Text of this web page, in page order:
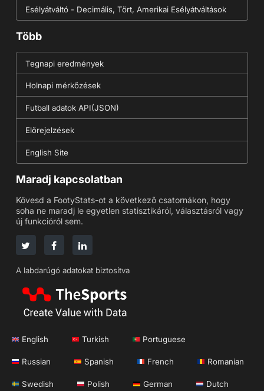
Esélyátváltó - Decimális, Tört, Amerikai Esélyátváltások
Több
Tegnapi eredmények
Holnapi mérkőzések
Futball adatok API(JSON)
Előrejelzések
English Site
Maradj kapcsolatban
Kövesd a FootyStats-ot a következő csatornákon, hogy
soha ne maradj le egyetlen statisztikáról, választásról vagy
új funkcióról sem.
A labdarúgó adatokat biztosítva
English Turkish Portuguese
Russian Spanish French Romanian
Swedish Polish German Dutch